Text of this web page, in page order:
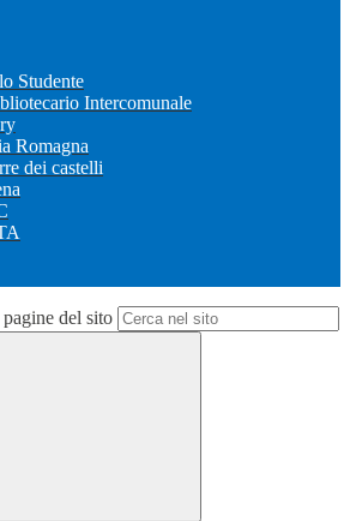
Studente
Intercomunale
Romagna
dei castelli
del sito